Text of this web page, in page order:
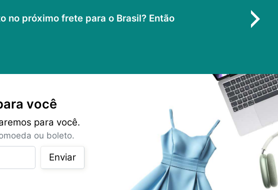
no próximo frete para o Brasil? Então
você
para você.
ou boleto.
Enviar